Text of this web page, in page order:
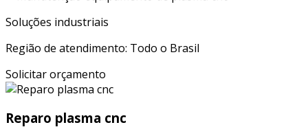
Soluções industriais
Região de atendimento: Todo o Brasil
Solicitar orçamento
Reparo plasma cnc